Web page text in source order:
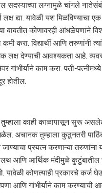
सदस्याच्या लग्नामुळे चांगले
द्या. यावेळी यश मिळविण्याचा एक
बाबतीत कोणावरही आंधळेपणाने
करा. विद्यार्थी आणि तरुणांनी
लक्ष देण्याची आवश्यकता आहे.
गांभीर्याने काम करा. पती-
होतील.
काही काळापासून सुरू
अचानक तुम्हाला कुठूनतरी
प्रयत्न करणाऱ्या
आणि आर्थिक मंदीमुळे कुटुंबातील
यावेळी कोणत्याही प्रकारचे कर्ज
आणि गांभीर्याने काम करण्याची